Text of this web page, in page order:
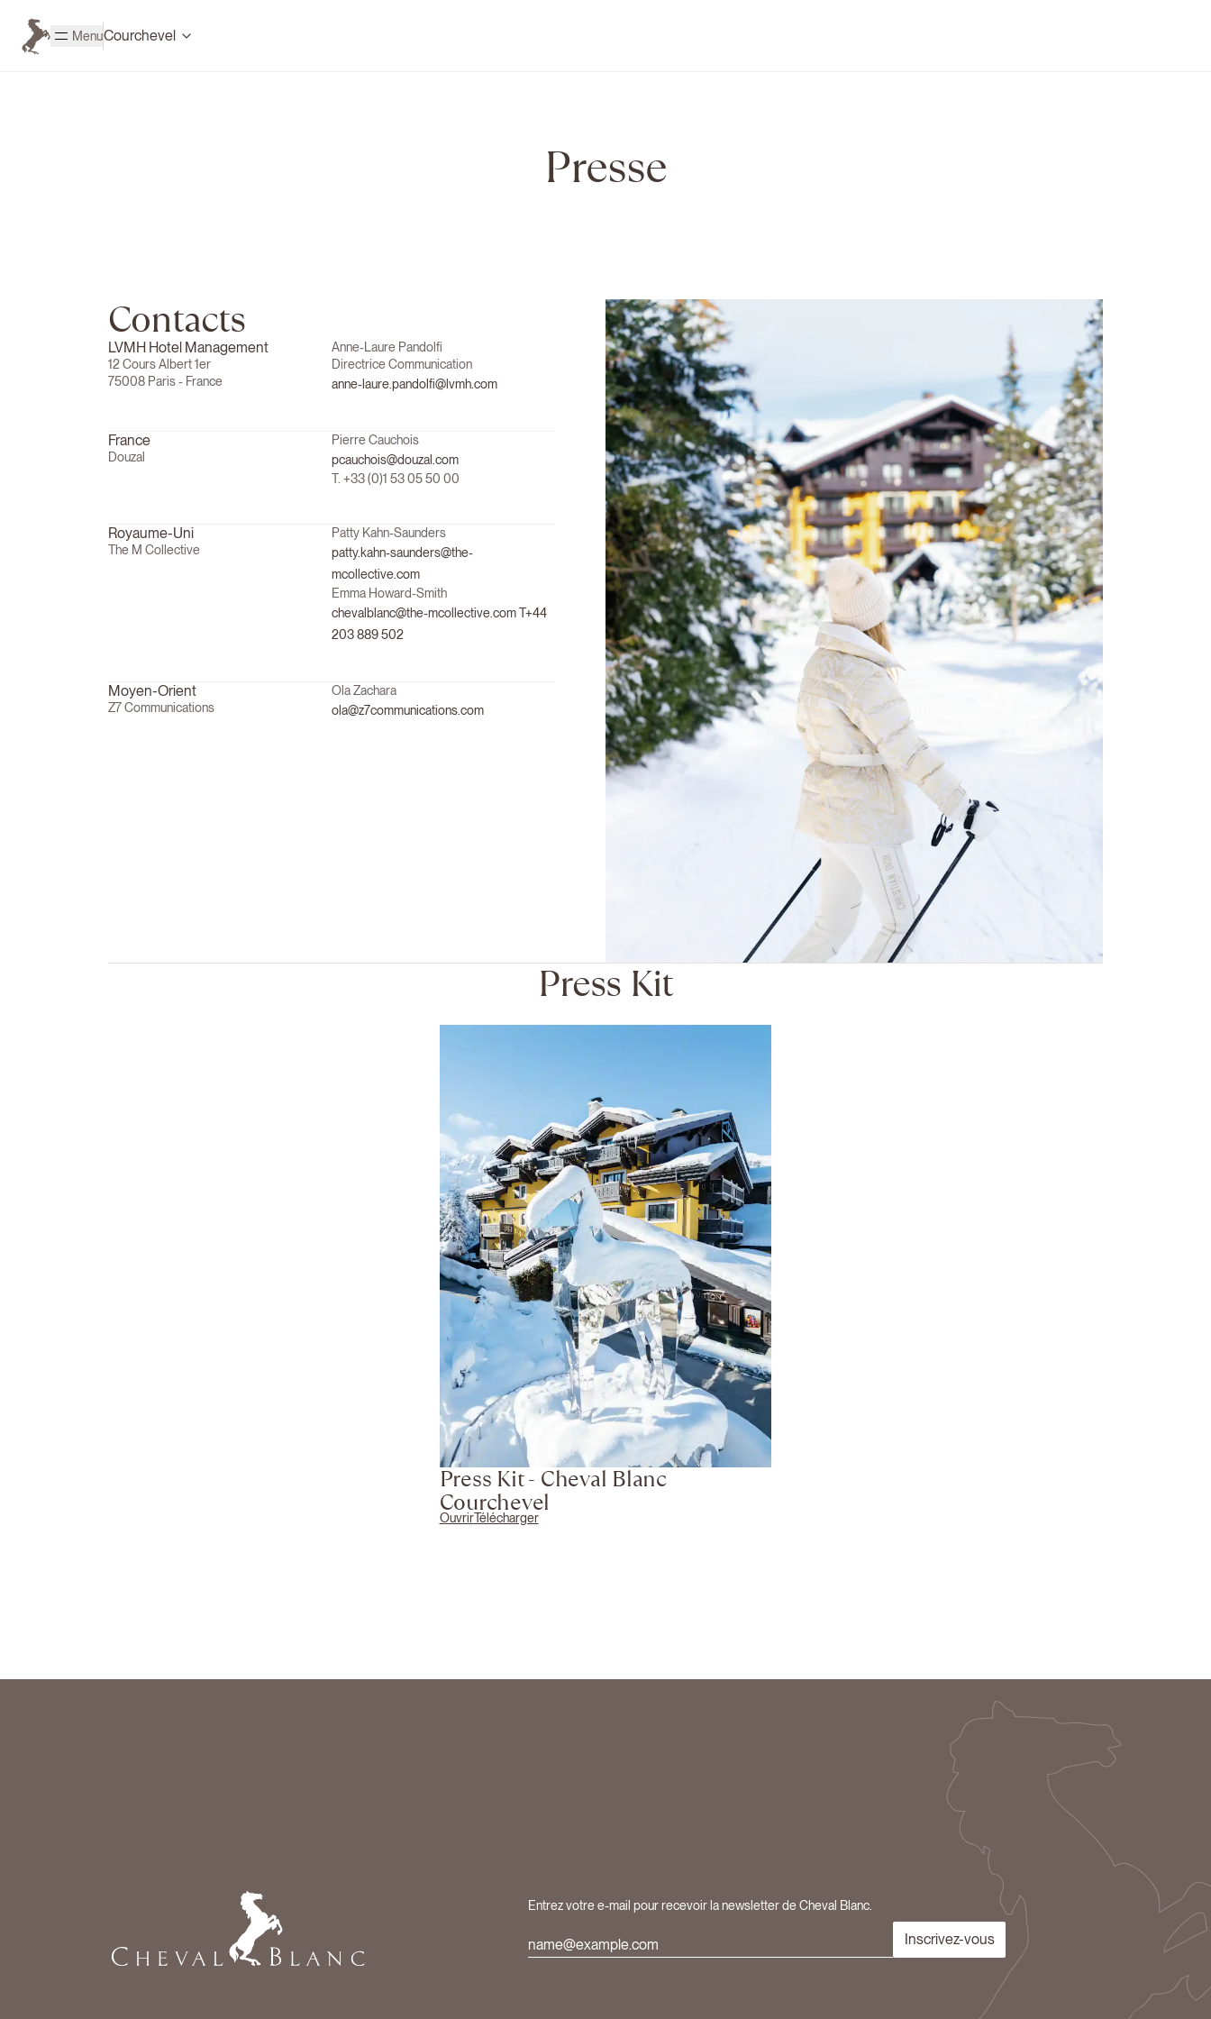
MenuCourchevel
Presse
Contacts
LVMH Hotel Management
12 Cours Albert 1er
75008 Paris - France
Anne-Laure Pandolfi
Directrice Communication
anne-laure.pandolfi@lvmh.com
France
Douzal
Pierre Cauchois
pcauchois@douzal.com
T. +33 (0)1 53 05 50 00
Royaume-Uni
The M Collective
Patty Kahn-Saunders
patty.kahn-saunders@the-
mcollective.com
Emma Howard-Smith
chevalblanc@the-mcollective.com T+44
203 889 502
Moyen-Orient
Z7 Communications
Ola Zachara
ola@z7communications.com
Press Kit
Press Kit - Cheval Blanc
Courchevel
OuvrirTélécharger
Entrez votre e-mail pour recevoir la newsletter de Cheval Blanc.
Inscrivez-vous